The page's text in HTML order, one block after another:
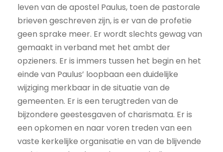
leven van de apostel Paulus, toen de pastorale
brieven geschreven zijn, is er van de profetie
geen sprake meer. Er wordt slechts gewag van
gemaakt in verband met het ambt der
opzieners. Er is immers tussen het begin en het
einde van Paulus’ loopbaan een duidelijke
wijziging merkbaar in de situatie van de
gemeenten. Er is een terugtreden van de
bijzondere geestesgaven of charismata. Er is
een opkomen en naar voren treden van een
vaste kerkelijke organisatie en van de blijvende